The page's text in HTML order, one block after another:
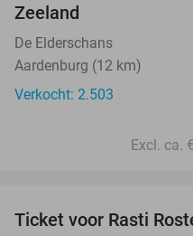
Zeeland
De Elderschans
Aardenburg (12 km)
Verkocht: 2.503
Excl. ca.
Ticket voor Rasti